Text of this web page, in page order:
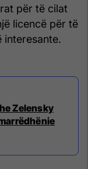
për të cilat
licencë për të
interesante.
Zelensky